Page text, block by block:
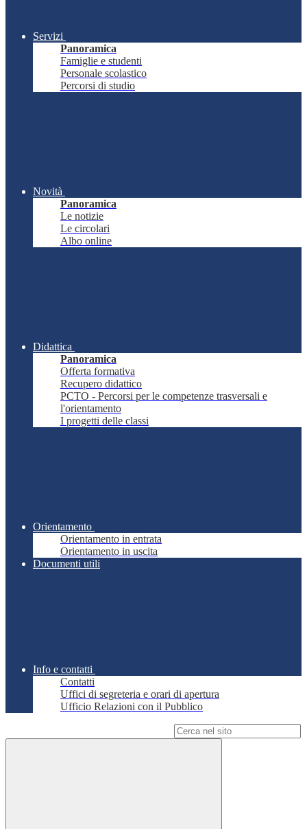
Servizi
Panoramica
Famiglie e studenti
Personale scolastico
Percorsi di studio
Novità
Panoramica
Le notizie
Le circolari
Albo online
Didattica
Panoramica
Offerta formativa
Recupero didattico
PCTO - Percorsi per le competenze trasversali e
l'orientamento
I progetti delle classi
Orientamento
Orientamento in entrata
Orientamento in uscita
Documenti utili
Info e contatti
Contatti
Uffici di segreteria e orari di apertura
Ufficio Relazioni con il Pubblico